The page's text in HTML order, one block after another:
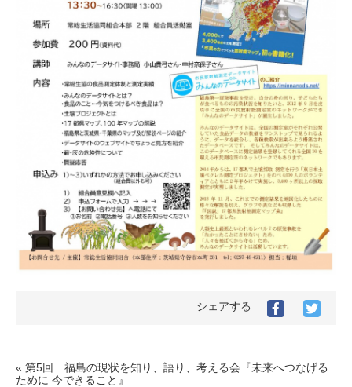
シェアする
« 第5回 福島の現状を知り、語り、考える会『未来へつなげる
ために 今できること』